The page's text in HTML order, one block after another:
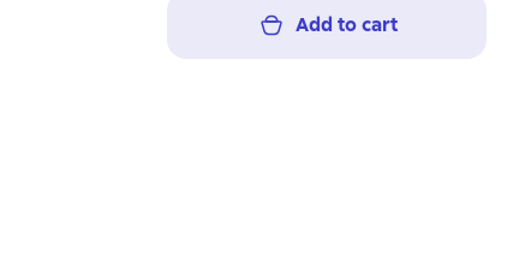
Add to cart